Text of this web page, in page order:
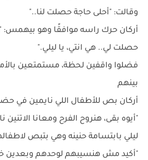
وقالت: "أحلى حاجة حصلت لنا.."
أركان حرك راسه موافقًا وهو بيهمس:
حصلت لي.. هي انتي، يا ليلي."
فضلوا واقفين لحظة، مستمتعين
بينهم
أركان بص للأطفال اللي نايمين في
"أيوه بقى، هنروح الفرح ومعانا الاتنين
ليلي بابتسامة حنينه وهي بتبص
"أكيد مش هنسيبهم لوحدهم وبعدين